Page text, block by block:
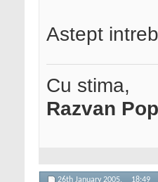
Astept
Cu stima,
Razvan Pop
26th January 2005, 18:49